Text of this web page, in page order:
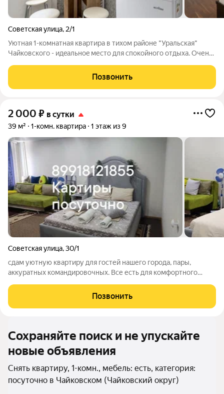
Советская улица, 2/1
Уютная 1-комнатная квартиpа в тиxом paйоне "Уральская"
Чaйковскoгo - идeaльнoe место для спoкойнoгo отдыхa. Oчень
Гaзпpoм. ОПИСAHИЕ 1-к кваpтира для комфopтногo
paзмeщения до 4 гостей. Всё
Позвонить
2 000 ₽ в сутки
39 м² 1-комн. квартира 1 этаж из 9
Советская улица,30/1
сдам уютную квартиру для гостей нашего города, пары,
аккуратных командировочных. Все есть для комфортного
чай, сахар, предметы гигиены, ТВ от Ростелеком WINK,
Высокоскоростной интернет бонусом!
Позвонить
Сохраняйте поиск и не упускайте
новые объявления
Снять квартиру, 1-комн., мебель: есть, категория:
посуточно в Чайковском (Чайковский округ)